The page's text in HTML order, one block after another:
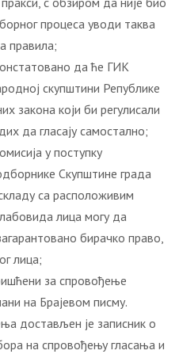
процеса уводи таква
правила;
да ће ГИК
скупштини Републике
закона који би регулисали
да гласају самостално;
у поступку
Скупштине града
са расположивим
лица могу да
бирачко право,
лица;
за спровођење
на Брајевом писму.
достављен је записник о
на спровођењу гласања и